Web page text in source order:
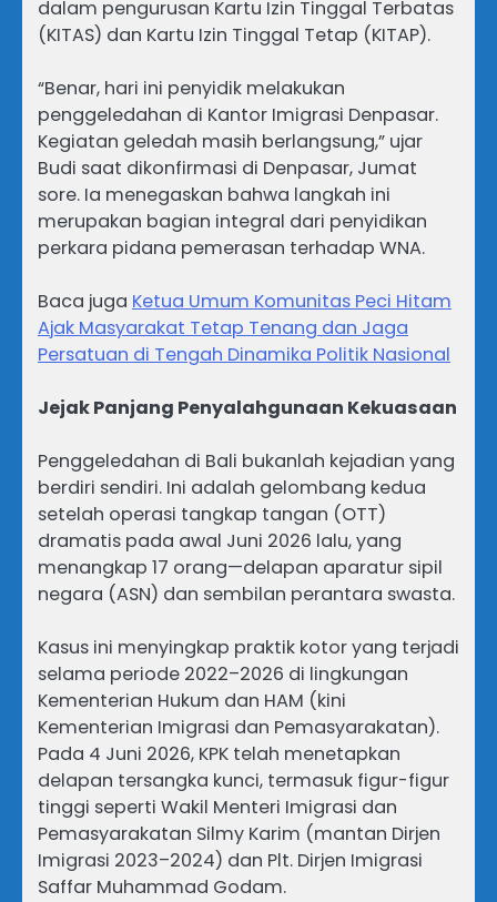
dalam pengurusan Kartu Izin Tinggal Terbatas
(KITAS) dan Kartu Izin Tinggal Tetap (KITAP).
“Benar, hari ini penyidik melakukan
penggeledahan di Kantor Imigrasi Denpasar.
Kegiatan geledah masih berlangsung,” ujar
Budi saat dikonfirmasi di Denpasar, Jumat
sore. Ia menegaskan bahwa langkah ini
merupakan bagian integral dari penyidikan
perkara pidana pemerasan terhadap WNA.
Baca juga Ketua Umum Komunitas Peci Hitam
Ajak Masyarakat Tetap Tenang dan Jaga
Persatuan di Tengah Dinamika Politik Nasional
Jejak Panjang Penyalahgunaan Kekuasaan
Penggeledahan di Bali bukanlah kejadian yang
berdiri sendiri. Ini adalah gelombang kedua
setelah operasi tangkap tangan (OTT)
dramatis pada awal Juni 2026 lalu, yang
menangkap 17 orang—delapan aparatur sipil
negara (ASN) dan sembilan perantara swasta.
Kasus ini menyingkap praktik kotor yang terjadi
selama periode 2022–2026 di lingkungan
Kementerian Hukum dan HAM (kini
Kementerian Imigrasi dan Pemasyarakatan).
Pada 4 Juni 2026, KPK telah menetapkan
delapan tersangka kunci, termasuk figur-figur
tinggi seperti Wakil Menteri Imigrasi dan
Pemasyarakatan Silmy Karim (mantan Dirjen
Imigrasi 2023–2024) dan Plt. Dirjen Imigrasi
Saffar Muhammad Godam.